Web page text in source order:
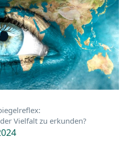
Vielfalt zu erkunden?